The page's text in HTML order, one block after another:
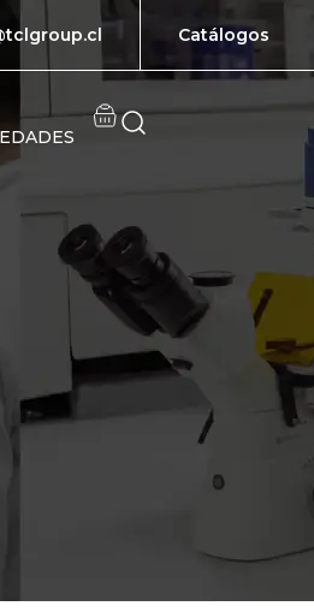
Catálogos